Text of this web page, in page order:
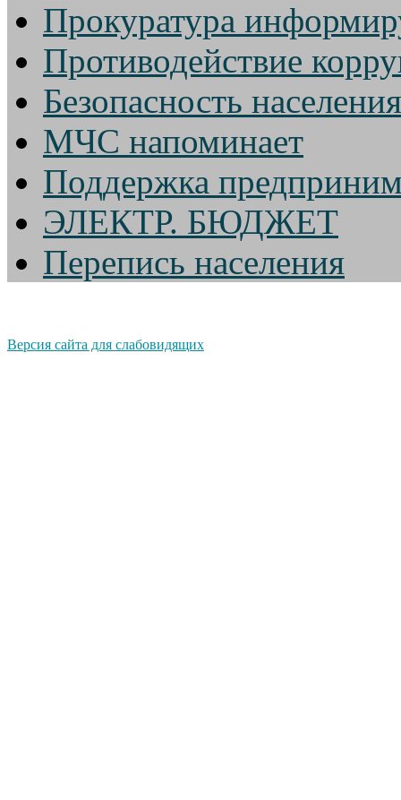
Прокуратура
Противодействие
Безопасность населения
МЧС напоминает
Поддержка
ЭЛЕКТР. БЮДЖЕТ
Перепись населения
Версия сайта для слабовидящих